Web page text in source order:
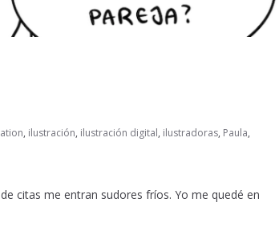
, ilustración, ilustración digital, ilustradoras, Paula,
citas me entran sudores fríos. Yo me quedé en